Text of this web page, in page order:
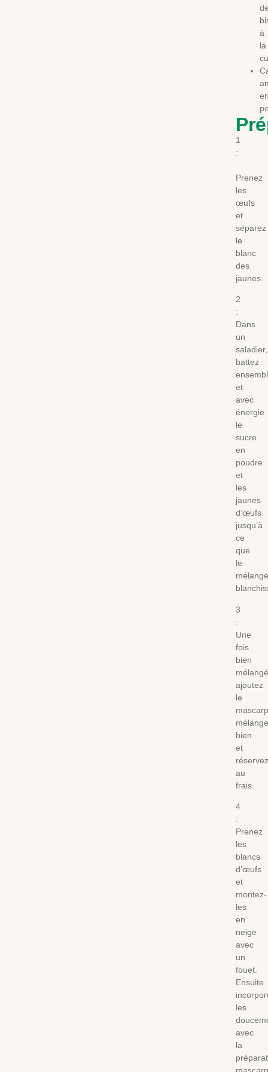
à
la
1
:
Prenez
les
œufs
et
séparez
le
blanc
des
jaunes.
2
:
Dans
un
saladier,
battez
et
avec
énergie
le
sucre
en
poudre
et
les
jaunes
d’œufs
jusqu’à
ce
que
le
mélange
3
:
Une
fois
bien
ajoutez
le
bien
et
réservez
au
frais.
4
:
Prenez
les
blancs
d’œufs
et
montez-
les
en
neige
avec
un
fouet.
Ensuite
les
avec
la